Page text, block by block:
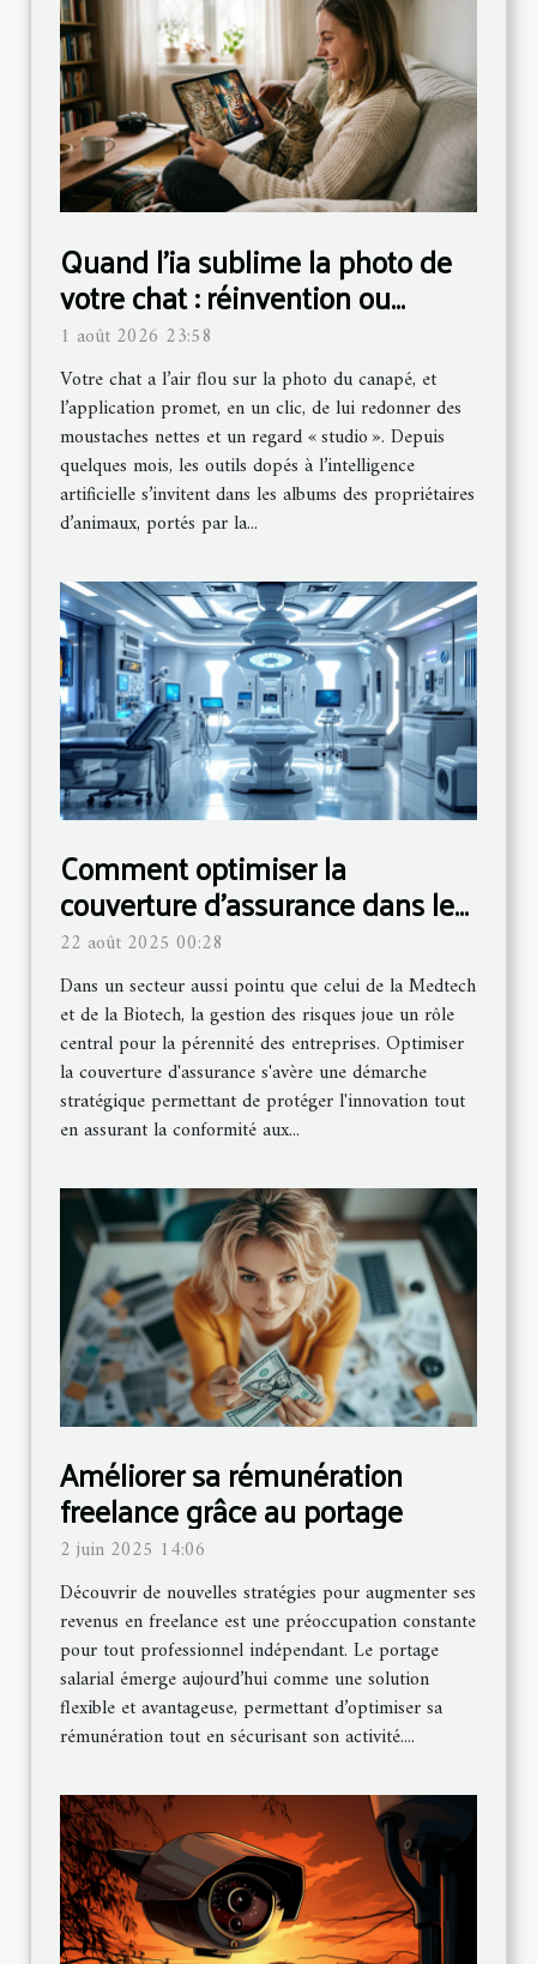
Quand l’ia sublime la photo de
votre chat : réinvention ou
simple gadget ?
1 août 2026 23:58
Votre chat a l’air flou sur la photo du canapé, et
l’application promet, en un clic, de lui redonner des
moustaches nettes et un regard « studio ». Depuis
quelques mois, les outils dopés à l’intelligence
artificielle s’invitent dans les albums des propriétaires
d’animaux, portés par la...
Comment optimiser la
couverture d'assurance dans les
secteurs Medtech et Biotech ?
22 août 2025 00:28
Dans un secteur aussi pointu que celui de la Medtech
et de la Biotech, la gestion des risques joue un rôle
central pour la pérennité des entreprises. Optimiser
la couverture d'assurance s'avère une démarche
stratégique permettant de protéger l'innovation tout
en assurant la conformité aux...
Améliorer sa rémunération
freelance grâce au portage
2 juin 2025 14:06
Découvrir de nouvelles stratégies pour augmenter ses
revenus en freelance est une préoccupation constante
pour tout professionnel indépendant. Le portage
salarial émerge aujourd’hui comme une solution
flexible et avantageuse, permettant d’optimiser sa
rémunération tout en sécurisant son activité....